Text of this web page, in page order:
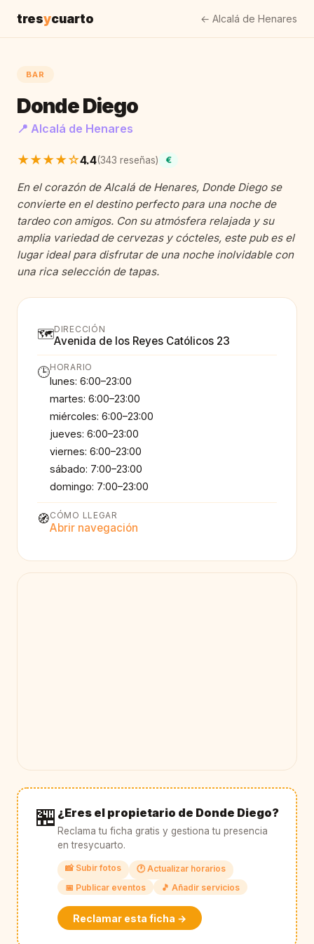
tresycuarto ← Alcalá de Henares
BAR
Donde Diego
📍 Alcalá de Henares
★★★★☆4.4(343 reseñas) €
En el corazón de Alcalá de Henares, Donde Diego se
convierte en el destino perfecto para una noche de
tardeo con amigos. Con su atmósfera relajada y su
amplia variedad de cervezas y cócteles, este pub es el
lugar ideal para disfrutar de una noche inolvidable con
una rica selección de tapas.
🗺️DIRECCIÓN
Avenida de los Reyes Católicos 23
🕒HORARIO
lunes: 6:00–23:00
martes: 6:00–23:00
miércoles: 6:00–23:00
jueves: 6:00–23:00
viernes: 6:00–23:00
sábado: 7:00–23:00
domingo: 7:00–23:00
🧭CÓMO LLEGAR
Abrir navegación
🏪 ¿Eres el propietario de Donde Diego?
Reclama tu ficha gratis y gestiona tu presencia
en tresycuarto.
📸 Subir fotos
🕐 Actualizar horarios
📅 Publicar eventos
🎵 Añadir servicios
Reclamar esta ficha →